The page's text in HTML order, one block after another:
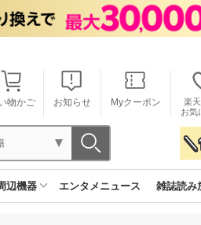
物かご お知らせ Myクーポン
楽
お気
辺機器 エンタメニュース 雑誌読み